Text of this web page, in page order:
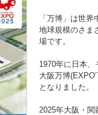
「万博」は世
地球規模のさま
場です。
1970年に日本
大阪万博
となりました。
2025年大阪・関